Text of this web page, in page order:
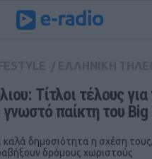
Τίτλοι τέλους για
παίκτη του
καλά δημοσιότητα η σχέση τους,
δρόμους χωριστούς